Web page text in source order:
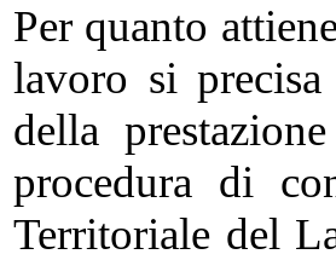
Per quanto
lavoro si
della
procedura di
Territoriale del